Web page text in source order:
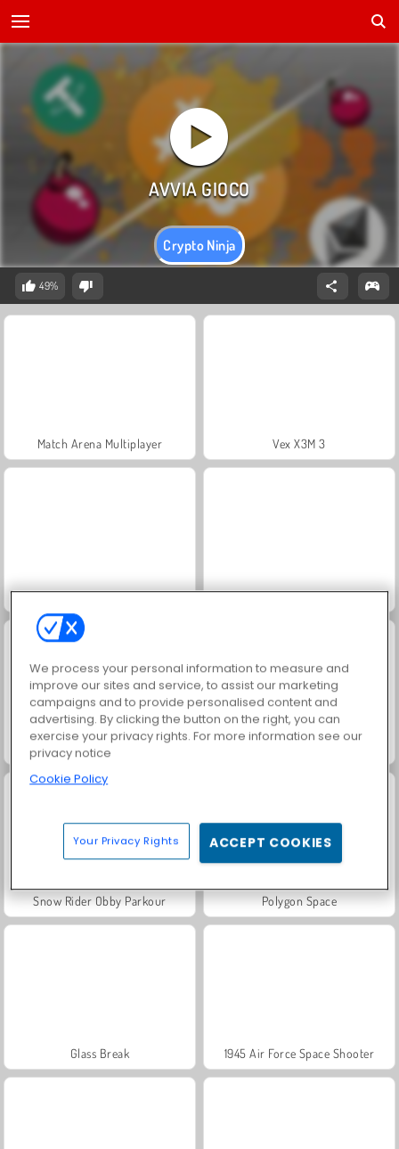
Crypto Ninja
49%
Match Arena Multiplayer Vex X3M 3
Push.io Brainrots Lava Survive Online
Tsunami Brainrots Online
Snow Rider Obby Parkour Polygon Space
Glass Break 1945 Air Force Space Shooter
We process your personal information to measure and
improve our sites and service, to assist our marketing
campaigns and to provide personalised content and
advertising. By clicking the button on the right, you can
exercise your privacy rights. For more information see our
privacy notice
Cookie Policy
Your Privacy Rights ACCEPT COOKIES